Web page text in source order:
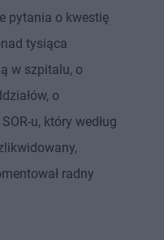
pytania o kwestię
tysiąca
w szpitalu, o
o
u, który według
radny